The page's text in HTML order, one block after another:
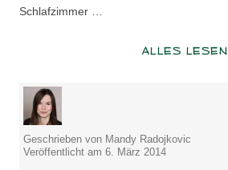
Schlafzimmer …
ALLES LESEN
Geschrieben von Mandy Radojkovic
Veröffentlicht am 6. März 2014